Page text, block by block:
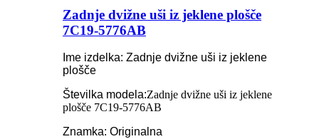
Zadnje dvižne uši iz jeklene plošče
7C19-5776AB
Ime izdelka: Zadnje dvižne uši iz jeklene
plošče
Številka modela:Zadnje dvižne uši iz jeklene
plošče 7C19-5776AB
Znamka: Originalna